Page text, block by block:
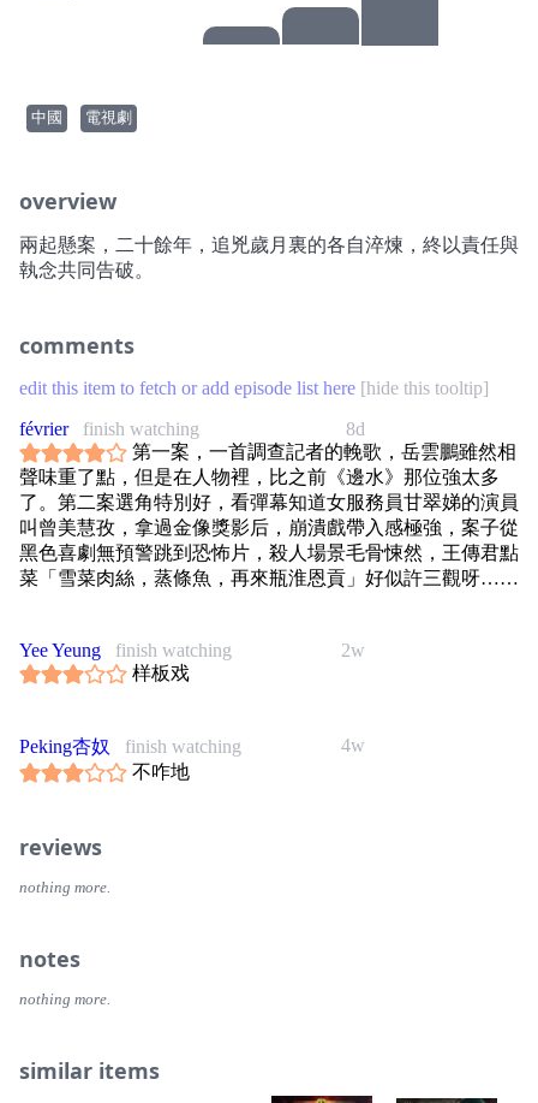
中國 電視劇
overview
兩起懸案，二十餘年，追兇歲月裏的各自淬煉，終以責任與
執念共同告破。
comments
edit this item to fetch or add episode list here [hide this tooltip]
8d
février
finish watching
第一案，一首調查記者的輓歌，岳雲鵬雖然相
聲味重了點，但是在人物裡，比之前《邊水》那位強太多
了。第二案選角特別好，看彈幕知道女服務員甘翠娣的演員
叫曾美慧孜，拿過金像獎影后，崩潰戲帶入感極強，案子從
黑色喜劇無預警跳到恐怖片，殺人場景毛骨悚然，王傳君點
菜「雪菜肉絲，蒸條魚，再來瓶淮恩貢」好似許三觀呀……
2w
Yee Yeung
finish watching
样板戏
4w
Peking杏奴
finish watching
不咋地
reviews
nothing more.
notes
nothing more.
similar items